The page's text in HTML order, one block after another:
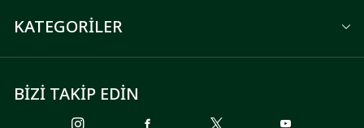
KATEGORİLER
BİZİ TAKİP EDİN